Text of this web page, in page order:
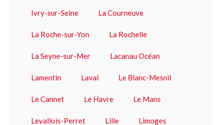
Ivry-sur-Seine La Courneuve
La Roche-sur-Yon La Rochelle
La Seyne-sur-Mer Lacanau Océan
Lamentin Laval Le Blanc-Mesnil
Le Cannet Le Havre Le Mans
Levallois-Perret Lille Limoges